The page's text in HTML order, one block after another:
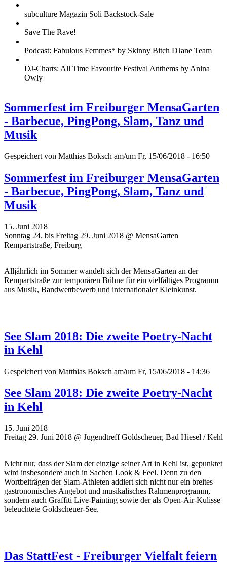
subculture Magazin Soli Backstock-Sale
Save The Rave!
Podcast: Fabulous Femmes* by Skinny Bitch DJane Team
DJ-Charts: All Time Favourite Festival Anthems by Anina
Owly
Sommerfest im Freiburger MensaGarten
- Barbecue, PingPong, Slam, Tanz und
Musik
Gespeichert von Matthias Boksch am/um Fr, 15/06/2018 - 16:50
Sommerfest im Freiburger MensaGarten
- Barbecue, PingPong, Slam, Tanz und
Musik
15. Juni 2018
Sonntag 24. bis Freitag 29. Juni 2018 @ MensaGarten
Rempartstraße, Freiburg
Alljährlich im Sommer wandelt sich der MensaGarten an der
Rempartstraße zur temporären Bühne für ein vielfältiges Programm
aus Musik, Bandwettbewerb und internationaler Kleinkunst.
See Slam 2018: Die zweite Poetry-Nacht
in Kehl
Gespeichert von Matthias Boksch am/um Fr, 15/06/2018 - 14:36
See Slam 2018: Die zweite Poetry-Nacht
in Kehl
15. Juni 2018
Freitag 29. Juni 2018 @ Jugendtreff Goldscheuer, Bad Hiesel / Kehl
Nicht nur, dass der Slam der einzige seiner Art in Kehl ist, gepunktet
wird insbesondere auch in Sachen Look & Feel. Denn zu den
Wortbeiträgen der Slam-Athleten addiert sich nicht nur ein breites
gastronomisches Angebot und musikalisches Rahmenprogramm,
sondern auch Graffiti Live-Painting sowie der als Open-Air-Kulisse
beleuchtete Goldscheuer-See.
Das StattFest - Freiburger Vielfalt feiern